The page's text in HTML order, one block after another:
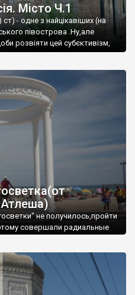
Місто Ч.1
- одне з найцікавіших (на
півострова .Ну,але
розвіяти цей субєктивізм,
не получилось,пройти
совершали радиальные